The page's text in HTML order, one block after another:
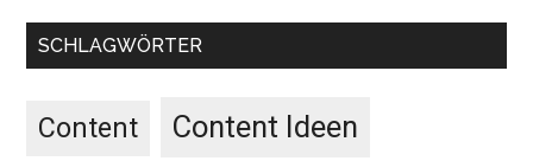
SCHLAGWÖRTER
Content Content Ideen